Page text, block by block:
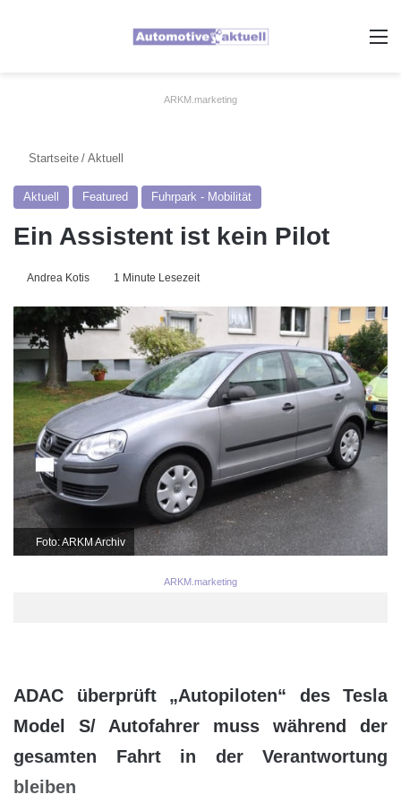
ARKM.marketing
Startseite / Aktuell
Aktuell Featured Fuhrpark - Mobilität
Ein Assistent ist kein Pilot
Andrea Kotis 1 Minute Lesezeit
Foto: ARKM Archiv
ARKM.marketing
ADAC überprüft „Autopiloten“ des Tesla
Model S/ Autofahrer muss während der
gesamten Fahrt in der Verantwortung
bleiben